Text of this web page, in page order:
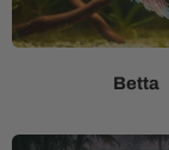
Betta